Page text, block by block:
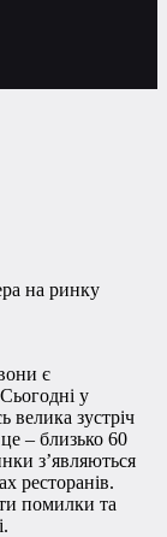
є
у
велика зустріч
– близько 60
з’являються
ресторанів.
помилки та